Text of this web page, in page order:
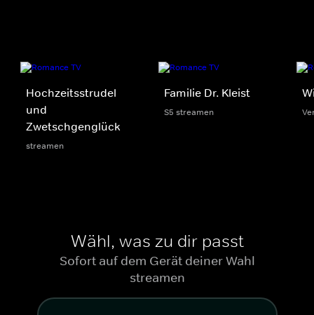
Hochzeitsstrudel
und
Zwetschgenglück
streamen
Familie Dr. Kleist
S5 streamen
Wähl, was zu dir passt
Sofort auf dem Gerät deiner Wahl
streamen